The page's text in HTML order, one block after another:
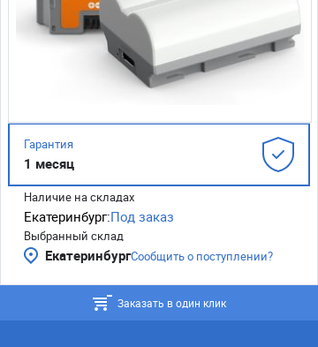
Гарантия
1 месяц
Наличие на складах
Екатеринбург:Под заказ
Выбранный склад
ЕкатеринбургСообщить о поступлении?
Заказать в один клик